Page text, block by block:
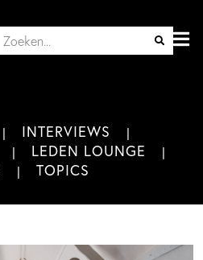
INTERVIEWS
LEDEN LOUNGE
TOPICS